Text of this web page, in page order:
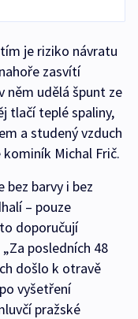
je riziko návratu
zasvítí
něm udělá špunt ze
tlačí teplé spaliny,
a studený vzduch
Michal Frič.
bez barvy i bez
– pouze
doporučují
posledních 48
došlo k otravě
vyšetření
pražské